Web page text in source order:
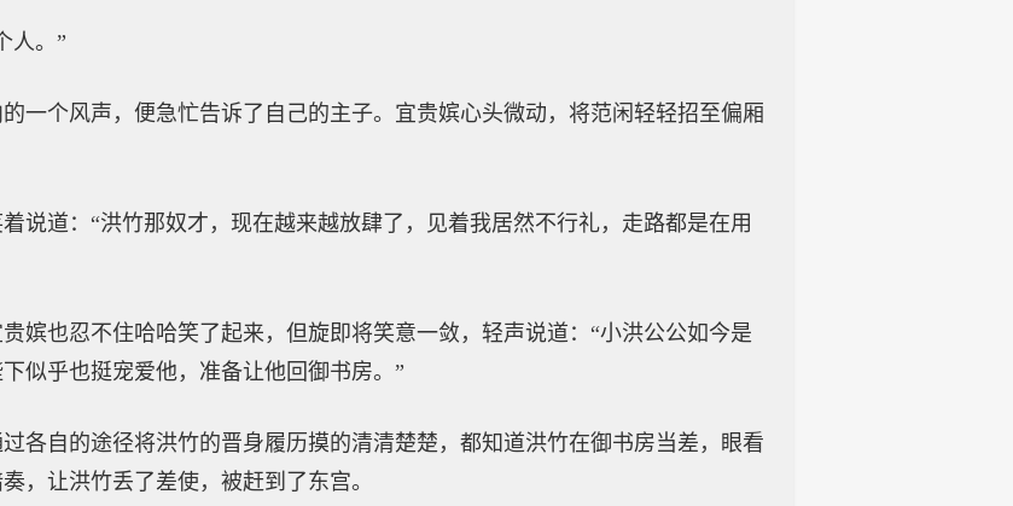
人。”
一个风声，便急忙告诉了自己的主子。宜贵嫔心头微动，将范闲轻轻招至偏厢
说道：“洪竹那奴才，现在越来越放肆了，见着我居然不行礼，走路都是在用
嫔也忍不住哈哈笑了起来，但旋即将笑意一敛，轻声说道：“小洪公公如今是
似乎也挺宠爱他，准备让他回御书房。”
各自的途径将洪竹的晋身履历摸的清清楚楚，都知道洪竹在御书房当差，眼看
，让洪竹丢了差使，被赶到了东宫。